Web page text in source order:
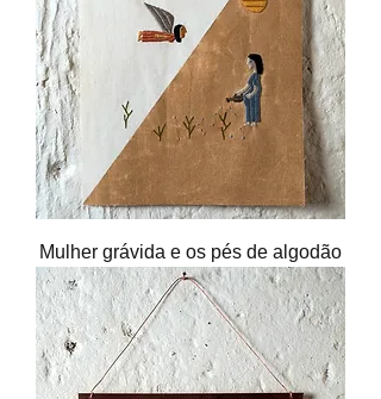
Mulher grávida e os pés de algodão